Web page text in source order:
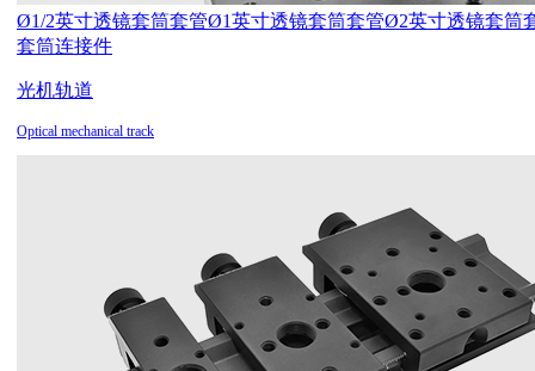
Ø1/2英寸透镜套筒套管Ø1英寸透镜套筒套管Ø2英寸透镜套筒
套筒连接件
光机轨道
Optical mechanical track